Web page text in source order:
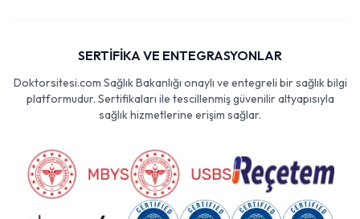
SERTİFİKA VE ENTEGRASYONLAR
Doktorsitesi.com Sağlık Bakanlığı onaylı ve entegreli bir sağlık bilgi
platformudur. Sertifikaları ile tescillenmiş güvenilir altyapısıyla
sağlık hizmetlerine erişim sağlar.